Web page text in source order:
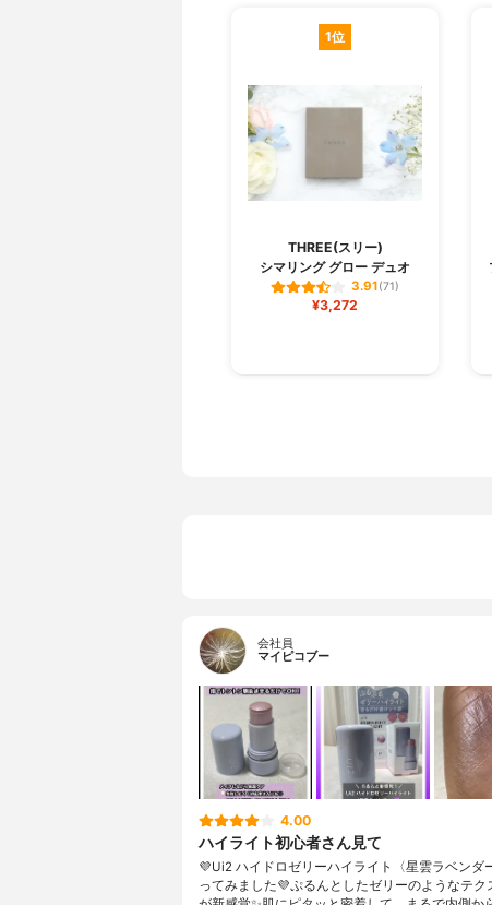
1位
THREE(スリー)
シマリング グロー デュオ
3.91(71)
¥3,272
会社員
マイピコブー
4.00
ハイライト初心者さん見て
💜Ui2 ハイドロゼリーハイライト〈星雲ラベンダ
ってみました💜ぷるんとしたゼリーのようなテク